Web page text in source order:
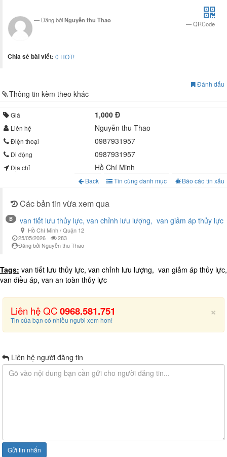
QRCode
Đăng bởiNguyễn thu Thao
Chia sẻ bài viết: 0 HOT!
Đánh dấu
Thông tin kèm theo khác
Giá 1,000 Đ
Liên hệ Nguyễn thu Thao
Điện thoại 0987931957
Di động 0987931957
Địa chỉ Hồ Chí Minh
Back Tin cùng danh mục Báo cáo tin xấu
Các bản tin vừa xem qua
B van tiết lưu thủy lực, van chỉnh lưu lượng, van giảm áp thủy lực
Hồ Chí Minh / Quận 12
25/05/2026
283
Đăng bởi Nguyễn thu Thao
Tags: van tiết lưu thủy lực, van chỉnh lưu lượng, van giảm áp thủy lực,
van điều áp, van an toàn thủy lực
×
Liên hệ QC0968.581.751
Tin của bạn có nhiều người xem hơn!
Liên hệ người đăng tin
Gửi tin nhắn